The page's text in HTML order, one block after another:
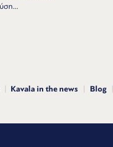
Kavala in the news Blog